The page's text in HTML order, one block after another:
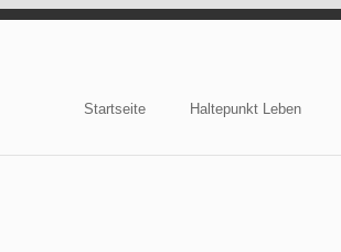
Startseite Haltepunkt Leben